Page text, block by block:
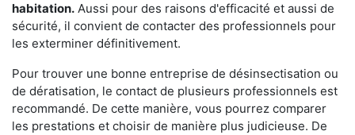
habitation. Aussi pour des raisons d'efficacité et aussi de
sécurité, il convient de contacter des professionnels pour
les exterminer définitivement.
Pour trouver une bonne entreprise de désinsectisation ou
de dératisation, le contact de plusieurs professionnels est
recommandé. De cette manière, vous pourrez comparer
les prestations et choisir de manière plus judicieuse. De